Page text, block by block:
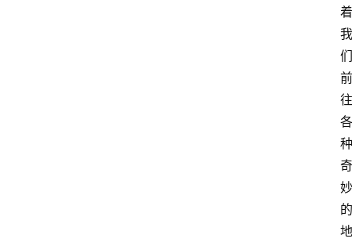
着
我
们
前
往
各
种
奇
妙
的
地